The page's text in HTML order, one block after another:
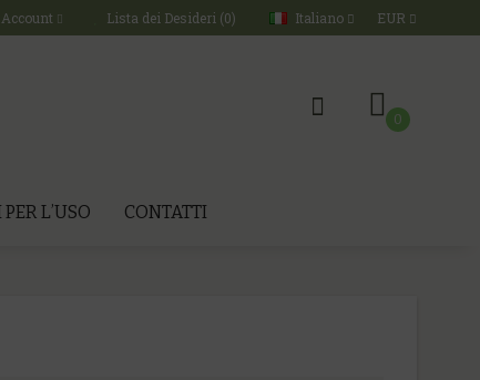
EUR
Italiano
Account Lista dei Desideri (0)
0
L’USO CONTATTI